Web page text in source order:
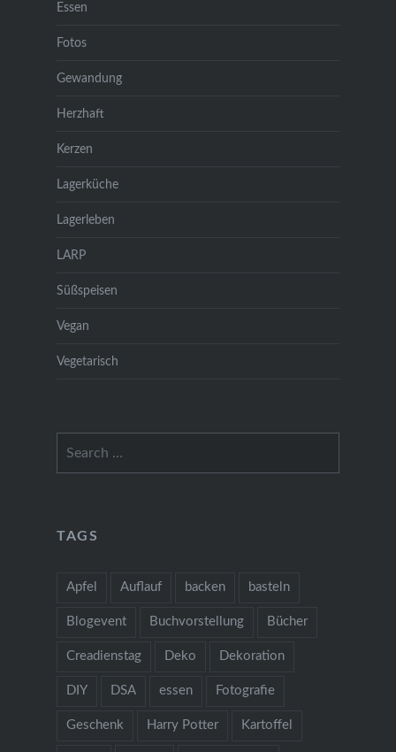
Essen
Fotos
Gewandung
Herzhaft
Kerzen
Lagerküche
Lagerleben
LARP
Süßspeisen
Vegan
Vegetarisch
TAGS
Apfel Auflauf backen basteln
Blogevent Buchvorstellung Bücher
Creadienstag Deko Dekoration
DIY DSA essen Fotografie
Geschenk Harry Potter Kartoffel